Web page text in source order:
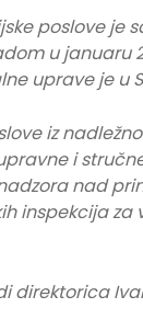
poslove je
u januaru
uprave je u
iz
i
nad
inspekcija
direktorica